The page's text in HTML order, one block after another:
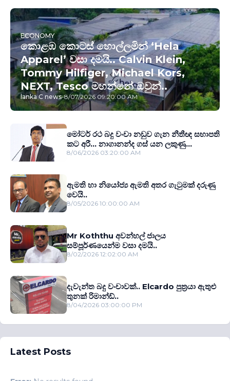
ECONOMY
කොළඹ කොටස් හොල්ලමින් ‘Hela
Apparel’ වසා දමයි.. Calvin Klein,
Tommy Hilfiger, Michael Kors,
NEXT, Tesco මහන්නේ ඔවුන්..
lanka C news-8/07/2026 09:20:00 AM
මෝටර් රථ බදු වංචා නඩුව ගැන නීතීඥ සභාපති
කට අරී... නාගානන්ද ගස් යන ලකුණු...
8/06/2026 03:20:00 AM
ඇමති හා නියෝජ්‍ය ඇමති අතර ගැටුමක් දරුණු
වෙයි..
8/05/2026 10:00:00 AM
Mr Koththu අවන්හල් ජාලය
සම්පූර්ණයෙන්ම වසා දමයි..
8/02/2026 12:02:00 AM
දැවැන්ත බදු වංචාවක්.. Elcardo පුත‍්‍රයා ඇතුළු
තුනක් රිමාන්ඩ්..
8/04/2026 03:00:00 PM
Latest Posts